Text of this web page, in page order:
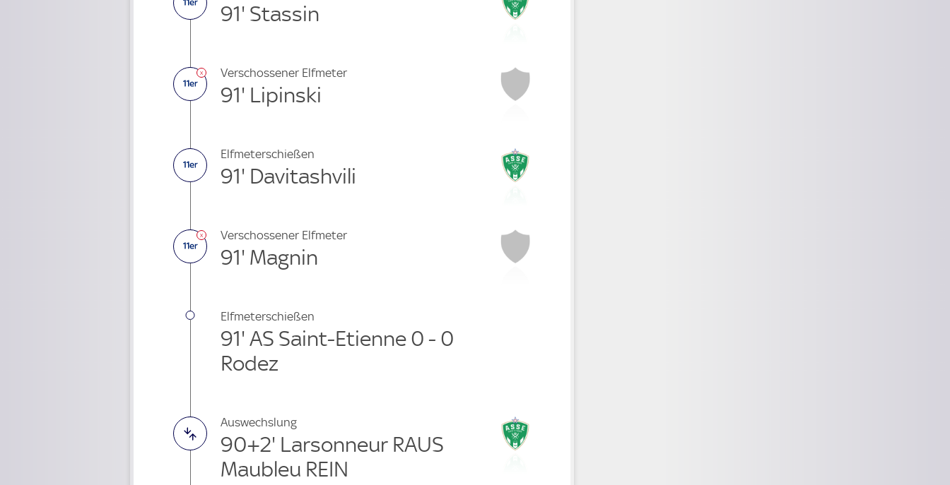
91' Stassin
Verschossener Elfmeter
91' Lipinski
Elfmeterschießen
91' Davitashvili
Verschossener Elfmeter
91' Magnin
Elfmeterschießen
91' AS Saint-Etienne 0 - 0
Rodez
Auswechslung
90+2' Larsonneur RAUS
Maubleu REIN